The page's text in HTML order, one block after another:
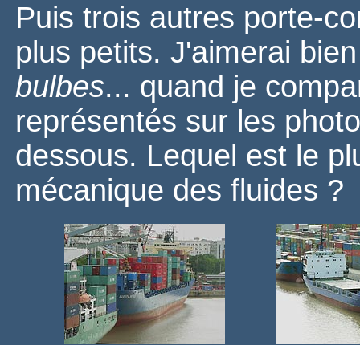
Puis trois autres porte-
plus petits. J'aimerai
bulbes... quand je
représentés sur les
dessous. Lequel est le
mécanique des fluides ?